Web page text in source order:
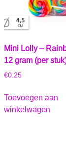
Mini Lolly –
12 gram (per
€0.25
Toevoegen aan
winkelwagen